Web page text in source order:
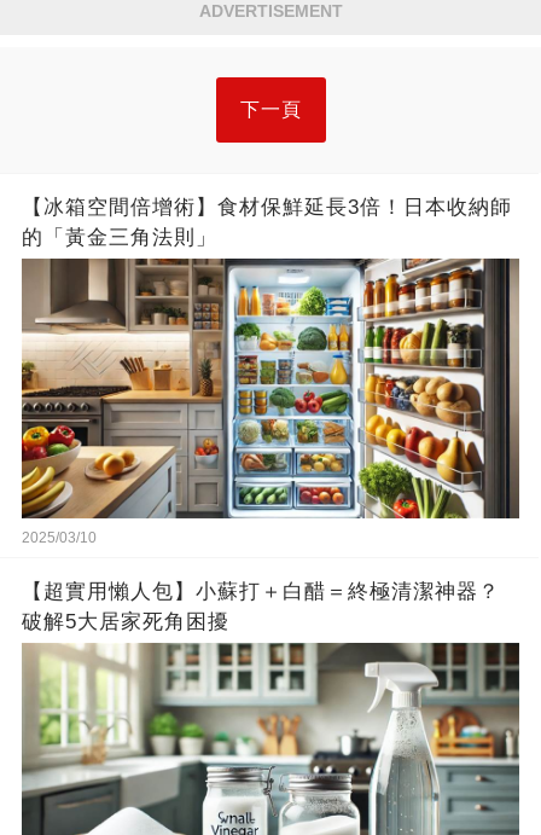
ADVERTISEMENT
下一頁
【冰箱空間倍增術】食材保鮮延長3倍！日本收納師
的「黃金三角法則」
2025/03/10
【超實用懶人包】小蘇打＋白醋＝終極清潔神器？
破解5大居家死角困擾